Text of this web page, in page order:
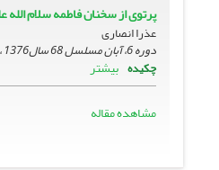
پرتوى از سخنان فاطمه سلام الله
عذرا انصاری
دوره 6، آبان مسلسل 68 سال1376 ، آبان 1376
چکیده بیشتر
مشاهده مقاله